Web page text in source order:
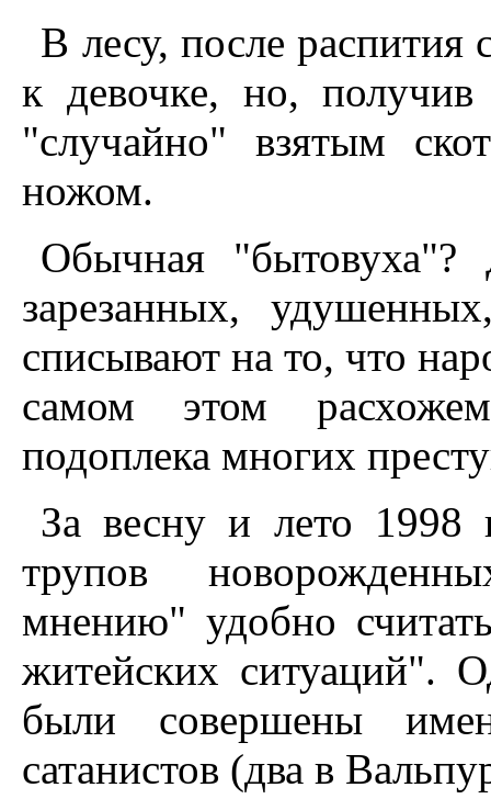
В лесу, после распития
к девочке, но, получив
"случайно" взятым
ножом.
Обычная "бытовуха"?
зарезанных,
списывают на то, что
самом этом
подоплека многих
За весну и лето 1998
трупов
мнению" удобно
житейских ситуаций".
были совершены
сатанистов (два в